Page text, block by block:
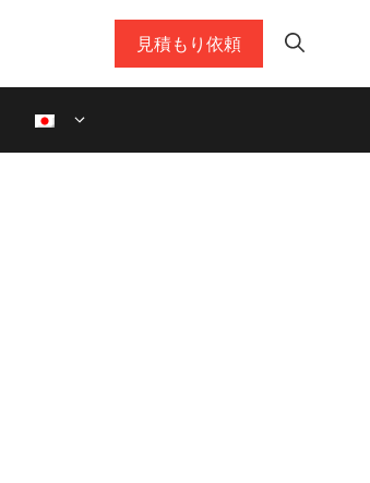
見積もり依頼